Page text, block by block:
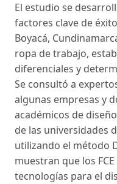
El estudio se
factores clave de
Boyacá,
ropa de trabajo,
diferenciales y
Se consultó a
algunas empresas y
académicos de
de las universidades
utilizando el método
muestran que los
tecnologías para el